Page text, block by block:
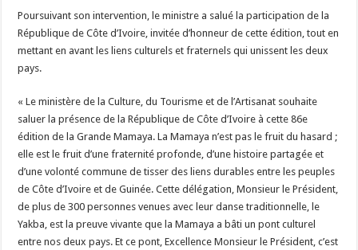
Poursuivant son intervention, le ministre a salué la participation de la
République de Côte d’Ivoire, invitée d’honneur de cette édition, tout en
mettant en avant les liens culturels et fraternels qui unissent les deux
pays.
« Le ministère de la Culture, du Tourisme et de l’Artisanat souhaite
saluer la présence de la République de Côte d’Ivoire à cette 86e
édition de la Grande Mamaya. La Mamaya n’est pas le fruit du hasard ;
elle est le fruit d’une fraternité profonde, d’une histoire partagée et
d’une volonté commune de tisser des liens durables entre les peuples
de Côte d’Ivoire et de Guinée. Cette délégation, Monsieur le Président,
de plus de 300 personnes venues avec leur danse traditionnelle, le
Yakba, est la preuve vivante que la Mamaya a bâti un pont culturel
entre nos deux pays. Et ce pont, Excellence Monsieur le Président, c’est